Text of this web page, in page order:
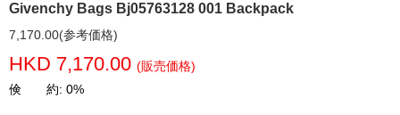
Givenchy Bags Bj05763128 001 Backpack
7,170.00(参考価格)
HKD 7,170.00 (販売価格)
倹 約: 0%